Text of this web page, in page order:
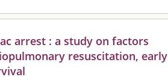
arrest : a study on factors
resuscitation, early